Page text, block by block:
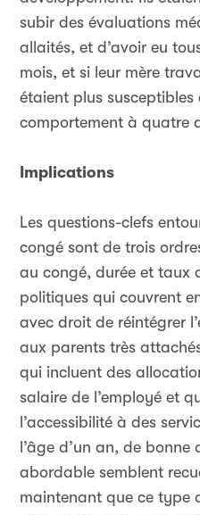
subir des évaluations
allaités, et d’avoir eu
mois, et si leur mère
étaient plus susceptibles
comportement à quatre
Implications
Les questions-clefs
congé sont de trois
au congé, durée et taux
politiques qui couvrent
avec droit de réintégrer
aux parents très
qui incluent des
salaire de l’employé et
l’accessibilité à des
l’âge d’un an, de
abordable semblent
maintenant que ce type